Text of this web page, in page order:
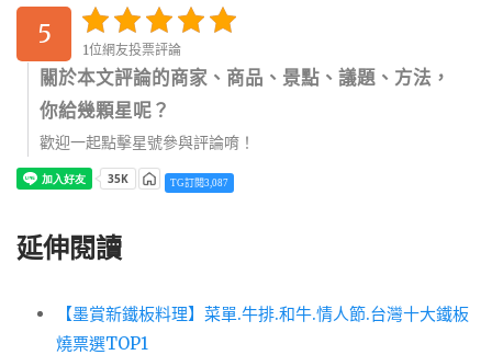
5
1位網友投票評論
關於本文評論的商家、商品、景點、議題、方法，
你給幾顆星呢？
歡迎一起點擊星號參與評論唷！
TG訂閱3,087
延伸閱讀
【墨賞新鐵板料理】菜單.牛排.和牛.情人節.台灣十大鐵板
燒票選TOP1